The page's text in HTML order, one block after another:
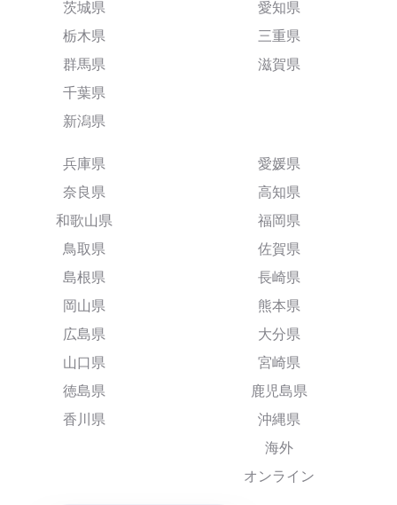
茨城県
栃木県
群馬県
千葉県
新潟県
愛知県
三重県
滋賀県
兵庫県
奈良県
和歌山県
鳥取県
島根県
岡山県
広島県
山口県
徳島県
香川県
愛媛県
高知県
福岡県
佐賀県
長崎県
熊本県
大分県
宮崎県
鹿児島県
沖縄県
海外
オンライン